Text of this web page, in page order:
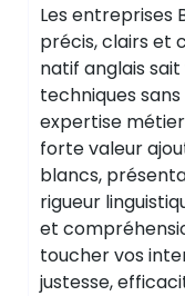
Les entreprises
précis, clairs et
natif anglais
techniques
expertise
forte valeur
blancs,
rigueur
et
toucher vos
justesse,